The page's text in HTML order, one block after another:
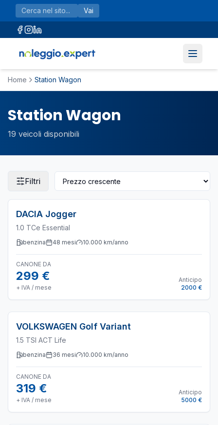
Vai al contenuto principale
Vai
Home Station Wagon
Station Wagon
19 veicoli disponibili
Filtri
DACIA Jogger
1.0 TCe Essential
benzina 48 mesi 10.000 km/anno
CANONE DA
299 €
+ IVA / mese
Anticipo
2000 €
VOLKSWAGEN Golf Variant
1.5 TSI ACT Life
benzina 36 mesi 10.000 km/anno
CANONE DA
319 €
+ IVA / mese
Anticipo
5000 €